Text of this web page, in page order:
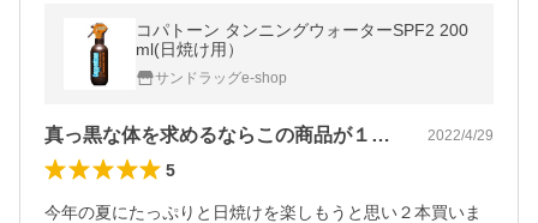
コパトーン タンニングウォーターSPF2 200
ml(日焼け用）
サンドラッグe-shop
真っ黒な体を求めるならこの商品が１番です 2022/4/29
5
今年の夏にたっぷりと日焼けを楽しもうと思い２本買いま